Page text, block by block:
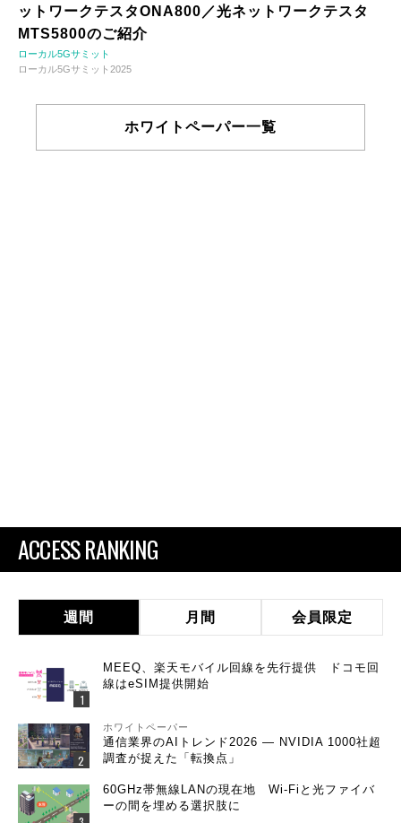
ットワークテスタONA800／光ネットワークテスタ
MTS5800のご紹介
ローカル5Gサミット
ローカル5Gサミット2025
ホワイトペーパー一覧
ACCESS RANKING
週間 月間 会員限定
MEEQ、楽天モバイル回線を先行提供 ドコモ回
線はeSIM提供開始
ホワイトペーパー
通信業界のAIトレンド2026 ― NVIDIA 1000社超
調査が捉えた「転換点」
60GHz帯無線LANの現在地 Wi-Fiと光ファイバ
ーの間を埋める選択肢に